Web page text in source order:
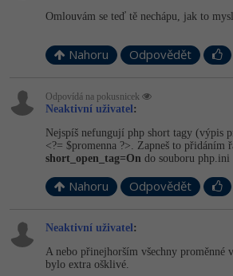
Omlouvám se teď tě nechápu, jak to
Nahoru Odpovědět
Odpovídá na pokusnicek
Neaktivní uživatel:
Nejspíš nefungují php short tagy (výpis
<?= $promenna ?>. Zapneš to přidáním
short_open_tag=On do souboru php.ini
Nahoru Odpovědět
Neaktivní uživatel:
A nebo přinejhorším všechny proměnné
bylo extra ošklivé.